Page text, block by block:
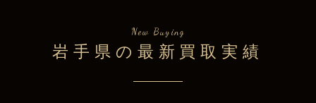
New Buying
岩手県の最新買取実績